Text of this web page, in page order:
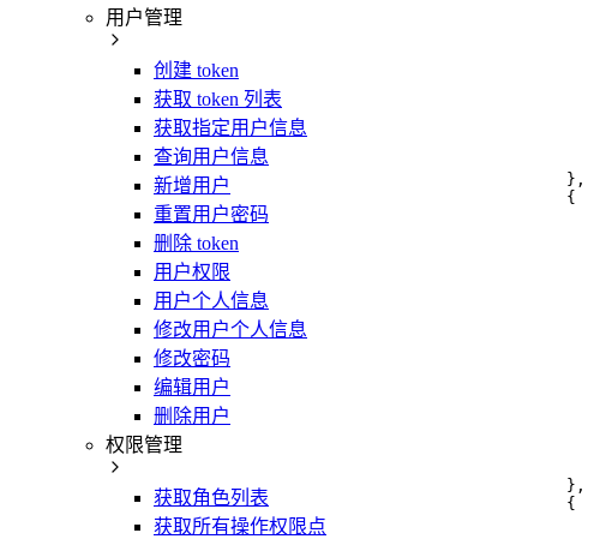
用户管理
创建 token
获取 token 列表
获取指定用户信息
查询用户信息
新增用户
重置用户密码
删除 token
用户权限
用户个人信息
修改用户个人信息
修改密码
编辑用户
删除用户
权限管理
获取角色列表
获取所有操作权限点
} ,
{
} ,
{